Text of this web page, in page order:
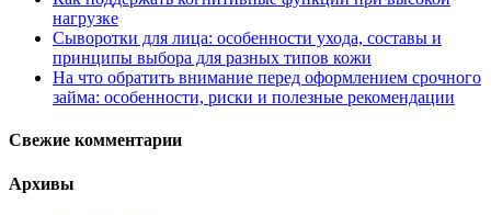
нагрузке
Сыворотки для лица: особенности ухода, составы и
принципы выбора для разных типов кожи
На что обратить внимание перед оформлением срочного
займа: особенности, риски и полезные рекомендации
Свежие комментарии
Архивы